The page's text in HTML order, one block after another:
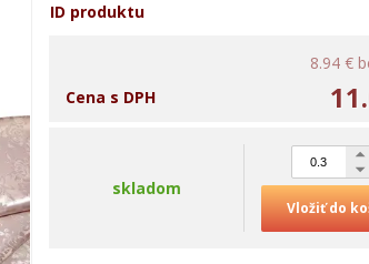
ID produktu
8.94 €
Cena s DPH
skladom
Vložiť do